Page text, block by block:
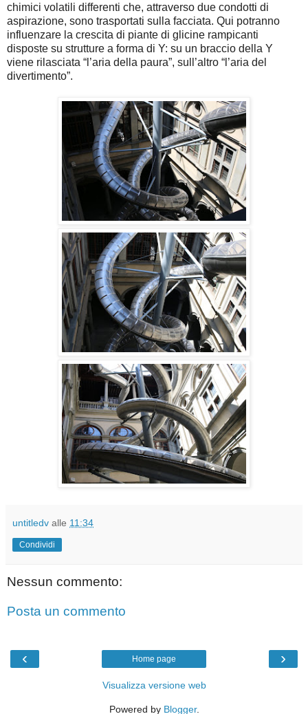
chimici volatili differenti che, attraverso due condotti di
aspirazione, sono trasportati sulla facciata. Qui potranno
influenzare la crescita di piante di glicine rampicanti
disposte su strutture a forma di Y: su un braccio della Y
viene rilasciata “l’aria della paura”, sull’altro “l’aria del
divertimento”.
untitledv alle 11:34
Condividi
Nessun commento:
Posta un commento
‹ ›
Home page
Visualizza versione web
Powered by Blogger.